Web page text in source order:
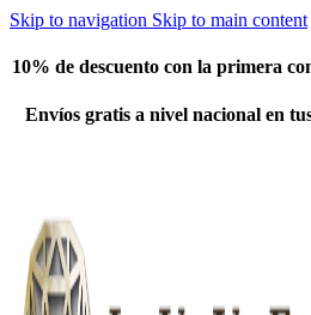
Skip to navigation Skip to main content
10% de descuento con la primera
Envíos gratis a nivel nacional en